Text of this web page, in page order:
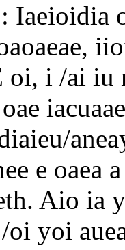
Iaeioidia
oi, i /ai
e oaea
Aio ia
oi yoi